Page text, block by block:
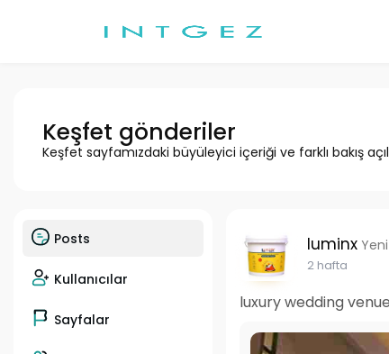
Keşfet gönderiler
Keşfet sayfamızdaki büyüleyici içeriği ve farklı bakış
Posts
Kullanıcılar
Sayfalar
luminx
2 hafta
luxury wedding